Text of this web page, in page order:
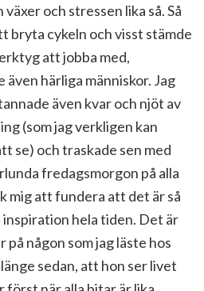
och stressen lika så. Så
bryta cykeln och visst stämde
att jobba med,
härliga människor. Jag
även kvar och njöt av
(som jag verkligen kan
se) och traskade sen med
fredagsmorgon på alla
mig att fundera att det är så
hela tiden. Det är
på någon som jag läste hos
sedan, att hon ser livet